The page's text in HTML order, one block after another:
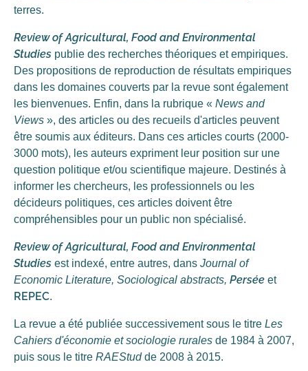
terres.
Review of Agricultural, Food and Environmental
Studies publie des recherches théoriques et empiriques.
Des propositions de reproduction de résultats empiriques
dans les domaines couverts par la revue sont également
les bienvenues. Enfin, dans la rubrique « News and
Views », des articles ou des recueils d'articles peuvent
être soumis aux éditeurs. Dans ces articles courts (2000-
3000 mots), les auteurs expriment leur position sur une
question politique et/ou scientifique majeure. Destinés à
informer les chercheurs, les professionnels ou les
décideurs politiques, ces articles doivent être
compréhensibles pour un public non spécialisé.
Review of Agricultural, Food and Environmental
Studies est indexé, entre autres, dans Journal of
Economic Literature, Sociological abstracts, Persée et
REPEC.
La revue a été publiée successivement sous le titre Les
Cahiers d'économie et sociologie rurales de 1984 à 2007,
puis sous le titre RAEStudde 2008 à 2015.